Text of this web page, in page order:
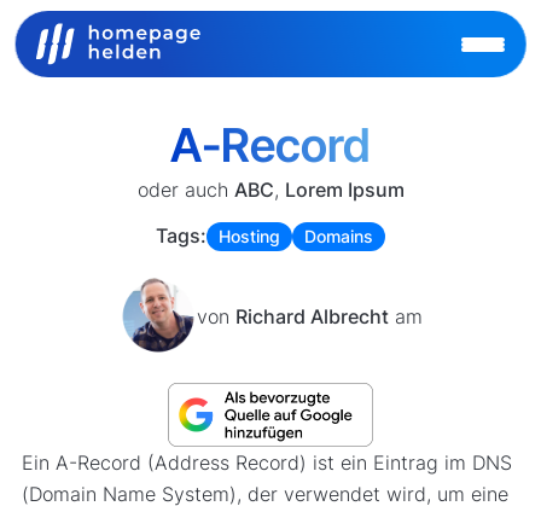
A-Record
oder auch ABC, Lorem Ipsum
Tags:
Hosting Domains
von Richard Albrechtam
Ein A-Record (Address Record) ist ein Eintrag im DNS
(Domain Name System), der verwendet wird, um eine